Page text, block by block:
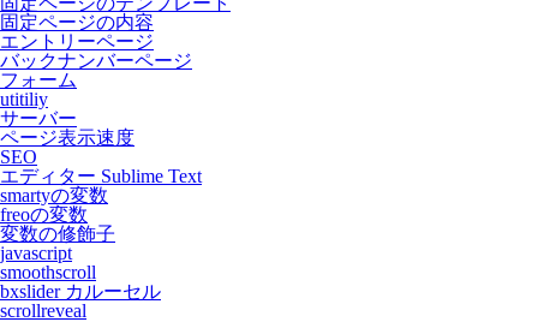
固定ページの内容
エントリーページ
バックナンバーページ
フォーム
utitiliy
サーバー
ページ表示速度
SEO
エディター Sublime Text
smartyの変数
freoの変数
変数の修飾子
javascript
smoothscroll
bxslider カルーセル
scrollreveal